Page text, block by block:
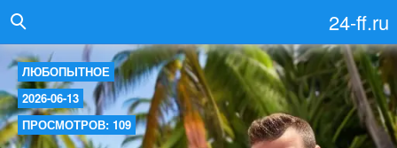
24-ff.ru
ЛЮБОПЫТНОЕ
2026-06-13
ПРОСМОТРОВ: 109